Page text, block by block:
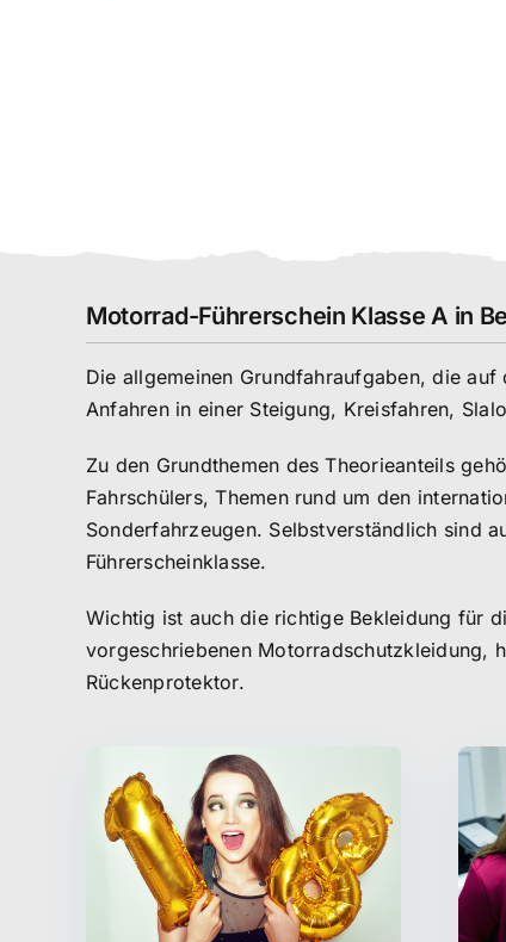
Motorrad-Führerschein Klasse A in
Die allgemeinen Grundfahraufgaben, die
Anfahren in einer Steigung, Kreisfahren,
Zu den Grundthemen des Theorieanteils
Fahrschülers, Themen rund um den
Sonderfahrzeugen. Selbstverständlich sind
Führerscheinklasse.
Wichtig ist auch die richtige Bekleidung für
vorgeschriebenen Motorradschutzkleidung,
Rückenprotektor.